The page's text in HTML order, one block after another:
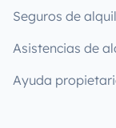
Seguros de
Asistencias de
Ayuda